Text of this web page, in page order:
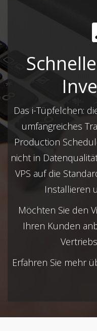
Das i-Tüpfelchen:
umfangreiches
Production
nicht in
VPS auf die
Installieren
Möchten Sie den
Ihren Kunden
Erfahren Sie mehr